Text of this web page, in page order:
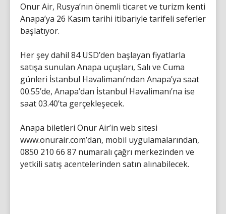
Onur Air, Rusya’nın önemli ticaret ve turizm kenti
Anapa’ya 26 Kasım tarihi itibariyle tarifeli seferler
başlatıyor.
Her şey dahil 84 USD’den başlayan fiyatlarla
satışa sunulan Anapa uçuşları, Salı ve Cuma
günleri İstanbul Havalimanı’ndan Anapa’ya saat
00.55’de, Anapa’dan İstanbul Havalimanı’na ise
saat 03.40’ta gerçekleşecek.
Anapa biletleri Onur Air’in web sitesi
www.onurair.com’dan, mobil uygulamalarından,
0850 210 66 87 numaralı çağrı merkezinden ve
yetkili satış acentelerinden satın alınabilecek.